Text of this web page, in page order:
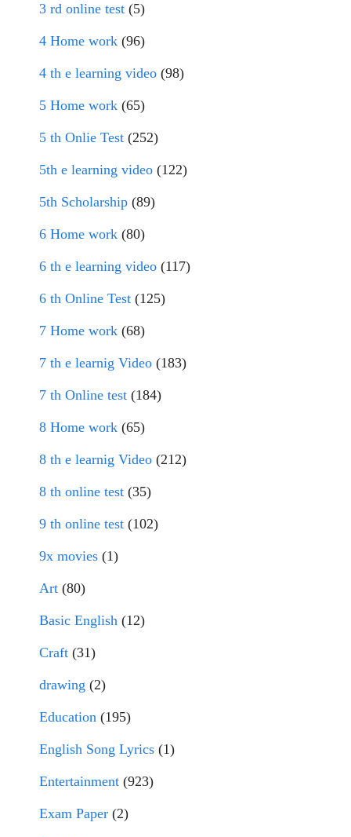
3 rd online test (5)
4 Home work (96)
4 th e learning video (98)
5 Home work (65)
5 th Onlie Test (252)
5th e learning video (122)
5th Scholarship (89)
6 Home work (80)
6 th e learning video (117)
6 th Online Test (125)
7 Home work (68)
7 th e learnig Video (183)
7 th Online test (184)
8 Home work (65)
8 th e learnig Video (212)
8 th online test (35)
9 th online test (102)
9x movies (1)
Art (80)
Basic English (12)
Craft (31)
drawing (2)
Education (195)
English Song Lyrics (1)
Entertainment (923)
Exam Paper (2)